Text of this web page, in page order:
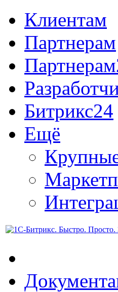
Клиентам
Партнерам
Битрикс24
Ещё